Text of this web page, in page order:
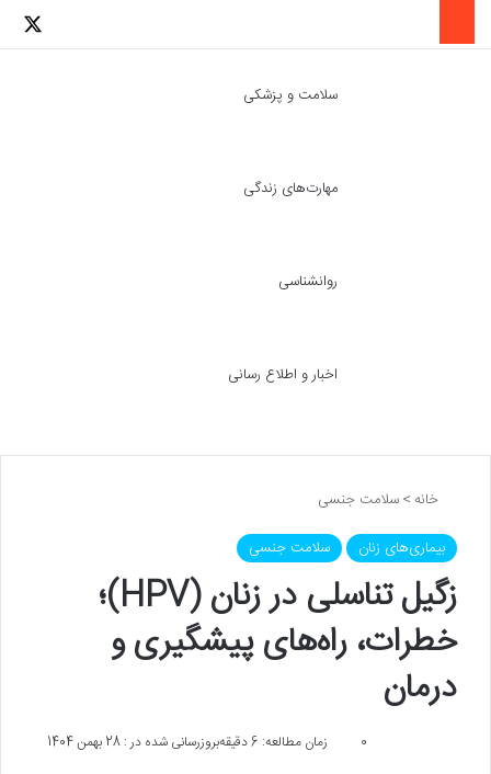
لینکدین
سلامت و پزشکی
مهارت‌های زندگی
روانشناسی
اخبار و اطلاع رسانی
خانه >سلامت جنسی
بیماری‌های زنان
سلامت جنسی
زگیل تناسلی در زنان (HPV)؛
خطرات، راه‌های پیشگیری و
درمان
بروزرسانی شده در : 28 بهمن 1404 0 زمان مطالعه: 6 دقیقه